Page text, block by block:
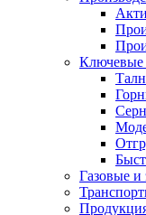
Ключевые
Газовые и